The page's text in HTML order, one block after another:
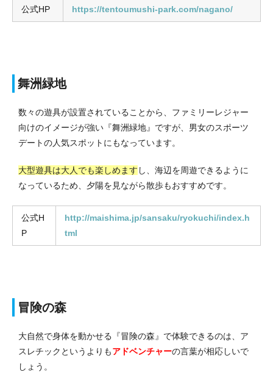
公式HP https://tentoumushi-park.com/nagano/
舞洲緑地
数々の遊具が設置されていることから、ファミリーレジャー
向けのイメージが強い『舞洲緑地』ですが、男女のスポーツ
デートの人気スポットにもなっています。
大型遊具は大人でも楽しめます し、海辺を周遊できるように
なっているため、夕陽を見ながら散歩もおすすめです。
公式H
P
http://maishima.jp/sansaku/ryokuchi/index.h
tml
冒険の森
大自然で身体を動かせる『冒険の森』で体験できるのは、ア
スレチックというよりもアドベンチャーの言葉が相応しいで
しょう。